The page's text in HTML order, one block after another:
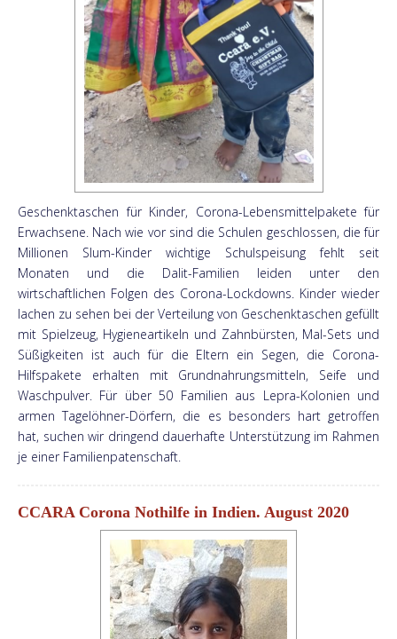
Geschenktaschen für Kinder, Corona-Lebensmittelpakete für
Erwachsene. Nach wie vor sind die Schulen geschlossen, die für
Millionen Slum-Kinder wichtige Schulspeisung fehlt seit
Monaten und die Dalit-Familien leiden unter den
wirtschaftlichen Folgen des Corona-Lockdowns. Kinder wieder
lachen zu sehen bei der Verteilung von Geschenktaschen gefüllt
mit Spielzeug, Hygieneartikeln und Zahnbürsten, Mal-Sets und
Süßigkeiten ist auch für die Eltern ein Segen, die Corona-
Hilfspakete erhalten mit Grundnahrungsmitteln, Seife und
Waschpulver. Für über 50 Familien aus Lepra-Kolonien und
armen Tagelöhner-Dörfern, die es besonders hart getroffen
hat, suchen wir dringend dauerhafte Unterstützung im Rahmen
je einer Familienpatenschaft.
CCARA Corona Nothilfe in Indien. August 2020